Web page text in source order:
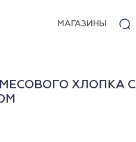
МАГАЗИНЫ
ХЛОПКА С